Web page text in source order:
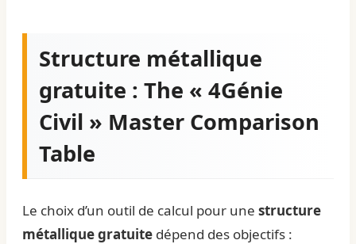
Structure métallique
gratuite : The « 4Génie
Civil » Master Comparison
Table
Le choix d’un outil de calcul pour une structure
métallique gratuite dépend des objectifs :